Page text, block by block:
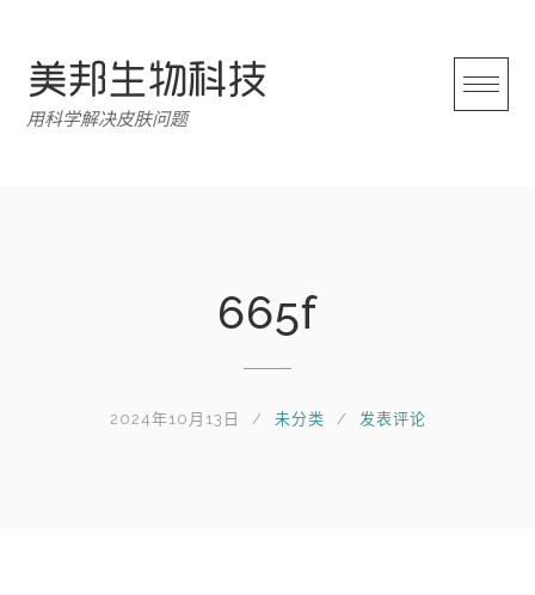
用科学解决皮肤问题
665f
2024年10月13日 未分类 发表评论